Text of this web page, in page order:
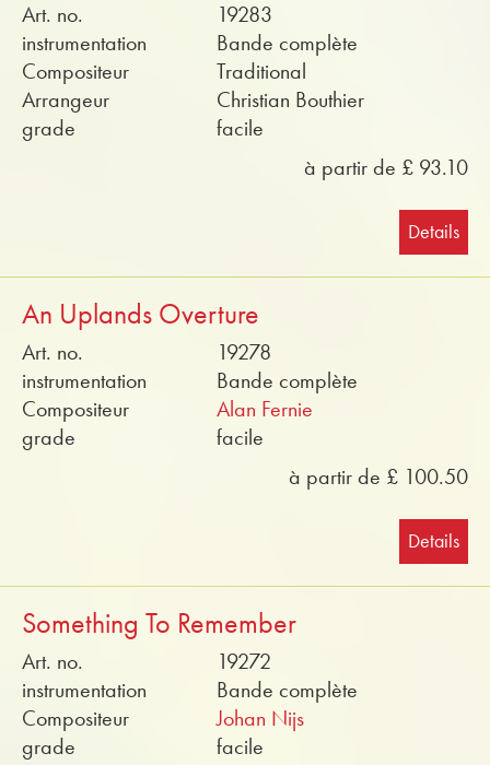
Art. no.
19283
instrumentation
Bande complète
Compositeur
Traditional
Arrangeur
Christian Bouthier
grade
facile
à partir de £ 93.10
Details
An Uplands Overture
Art. no.
19278
instrumentation
Bande complète
Compositeur
Alan Fernie
grade
facile
à partir de £ 100.50
Details
Something To Remember
Art. no.
19272
instrumentation
Bande complète
Compositeur
Johan Nijs
grade
facile